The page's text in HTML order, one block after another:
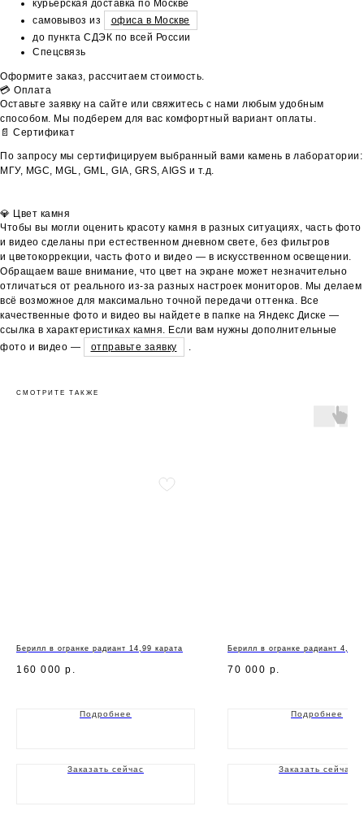
курьерская доставка по Москве
самовывоз из
офиса в Москве
до пункта СДЭК по всей России
Спецсвязь
Оформите заказ, рассчитаем стоимость.
💳 Оплата
Оставьте заявку на сайте или свяжитесь с нами любым удобным
способом. Мы подберем для вас комфортный вариант оплаты.
📄 Сертификат
По запросу мы сертифицируем выбранный вами камень в лаборатории:
МГУ, MGC, MGL, GML, GIA, GRS, AIGS и т.д.
💎 Цвет камня
Чтобы вы могли оценить красоту камня в разных ситуациях, часть фото
и видео сделаны при естественном дневном свете, без фильтров
и цветокоррекции, часть фото и видео — в искусственном освещении.
Обращаем ваше внимание, что цвет на экране может незначительно
отличаться от реального из-за разных настроек мониторов. Мы делаем
всё возможное для максимально точной передачи оттенка. Все
качественные фото и видео вы найдете в папке на Яндекс Диске —
ссылка в характеристиках камня. Если вам нужны дополнительные
фото и видео —
отправьте заявку
СМОТРИТЕ ТАКЖЕ
Берилл в огранке радиант 14,99 карата
160 000 р.
Подробнее
Заказать сейчас
Берилл в огранке радиант 4,36
70 000 р.
Подробнее
Заказать сейчас